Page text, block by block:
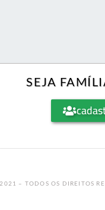
SEJA
– TODOS OS DIREITOS